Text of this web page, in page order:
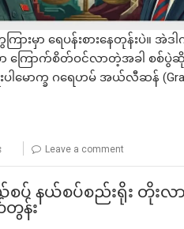
ြားမှာ ရေပန်းစားနေတုန်းပဲ။
ာ ကြောက်စိတ်ဝင်လာတဲ့အခါ စစ်
ါမောက္ခ ဂရေဟမ် အယ်လီဆန်
Leave a comment
စပ် နယ်စပ်စည်းရိုး တို
တွန်း